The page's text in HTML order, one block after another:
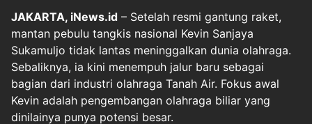
JAKARTA, iNews.id – Setelah resmi gantung raket,
mantan pebulu tangkis nasional Kevin Sanjaya
Sukamuljo tidak lantas meninggalkan dunia olahraga.
Sebaliknya, ia kini menempuh jalur baru sebagai
bagian dari industri olahraga Tanah Air. Fokus awal
Kevin adalah pengembangan olahraga biliar yang
dinilainya punya potensi besar.